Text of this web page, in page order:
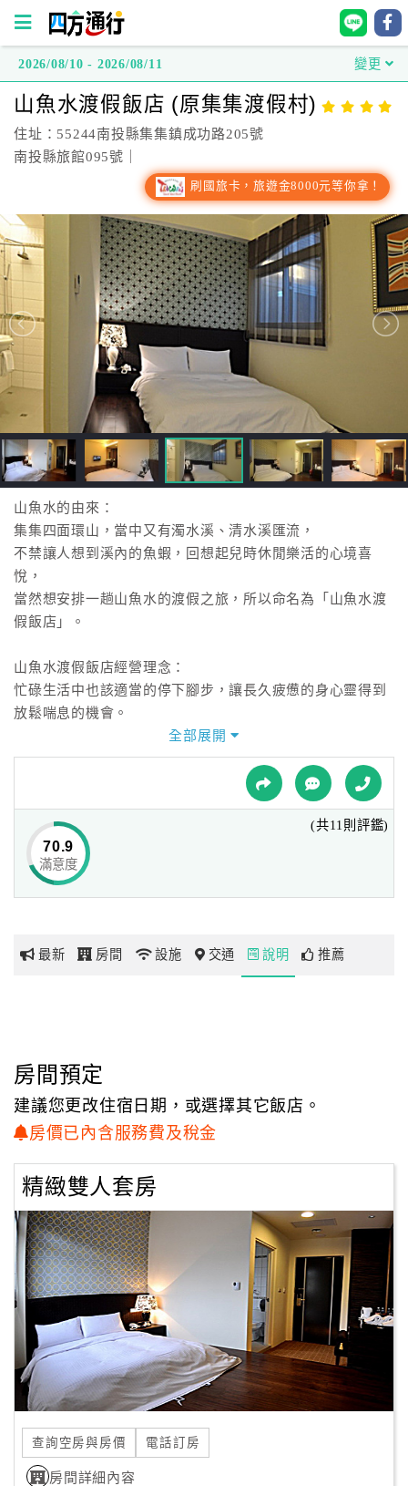
方
通
行
台
灣
房
直
接
跟
飯
店
訂
房
HOT
特
色
宿
球
網
玩
地
圖
顧
務
顧
客
滿
意
度
訂
單
管
理
2026/08/10 - 2026/08/11 變更
山魚水渡假飯店 (原集集渡假村)
住址：55244南投縣集集鎮成功路205號
南投縣旅館095號｜
刷國旅卡，旅遊金8000元等你拿！
山魚水的由來：
集集四面環山，當中又有濁水溪、清水溪匯流，
不禁讓人想到溪內的魚蝦，回想起兒時休閒樂活的心境喜
悅，
當然想安排一趟山魚水的渡假之旅，所以命名為「山魚水渡
假飯店」。
山魚水渡假飯店經營理念：
忙碌生活中也該適當的停下腳步，讓長久疲憊的身心靈得到
放鬆喘息的機會。
請您來一趟純樸的集集小鎮，感受一下，心靈的沉靜。
讓暖暖的陽光、暖暖的人情和暖暖的綠色隧道，洗滌您的憂
山魚水特有的品味及水準更是集集鎮內唯一以合理的價格
即能享受到尊榮禮遇且令人流連忘返的場所。
間間有窗，窗外處處是綠油油山景風光，
夜好眠。
全部展開
70.9
滿意度
(共11則評鑑)
最新 房間 設施 交通 說明 推薦
房間預定
建議您更改住宿日期，或選擇其它飯店。
房價已內含服務費及稅金
精緻雙人套房
查詢空房與房價 電話訂房
房間詳細內容